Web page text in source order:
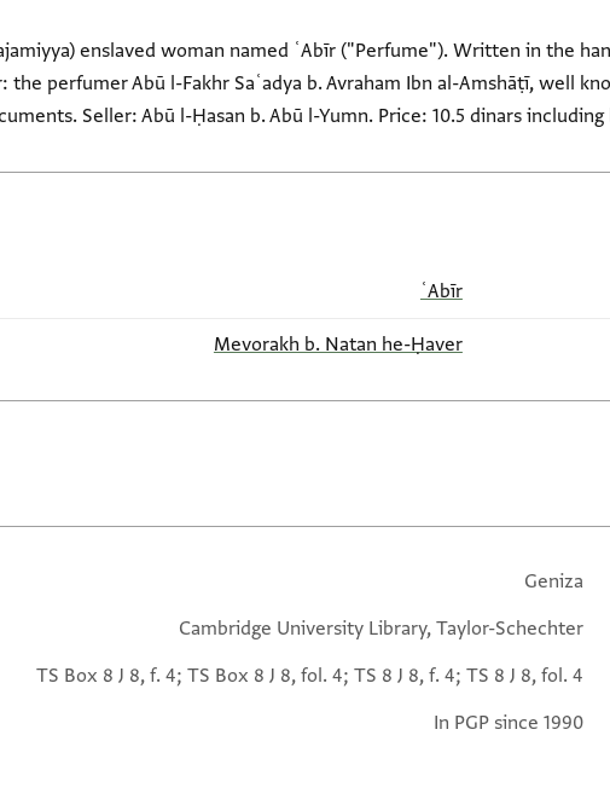
enslaved woman named ʿAbīr ("Perfume"). Written in the
the perfumer Abū l-Fakhr Saʿadya b. Avraham Ibn al-Amshāṭī, well
Seller: Abū l-Ḥasan b. Abū l-Yumn. Price: 10.5 dinars including
ʿAbīr
Mevorakh b. Natan he-Ḥaver
Geniza
Cambridge University Library, Taylor-Schechter
TS Box 8 J 8, f. 4; TS Box 8 J 8, fol. 4; TS 8 J 8, f. 4; TS 8 J 8, fol. 4
In PGP since 1990